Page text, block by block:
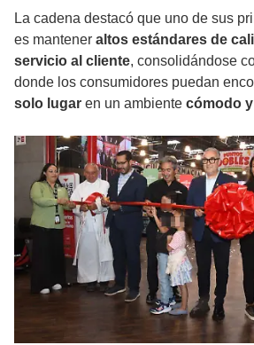
La cadena destacó que uno de sus
es mantener altos estándares de
servicio al cliente, consolidándose
donde los consumidores puedan
solo lugar en un ambiente cómodo